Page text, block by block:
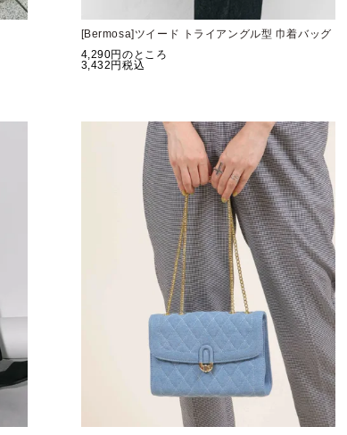
[Bermosa]ツイード トライアングル型 巾着バッグ
4,290
のところ
3,432
税込